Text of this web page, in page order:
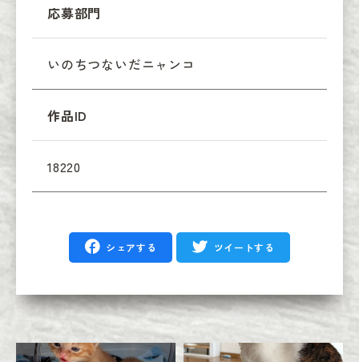
応募部門
いのちつないだニャンコ
作品ID
18220
シェアする ツイートする